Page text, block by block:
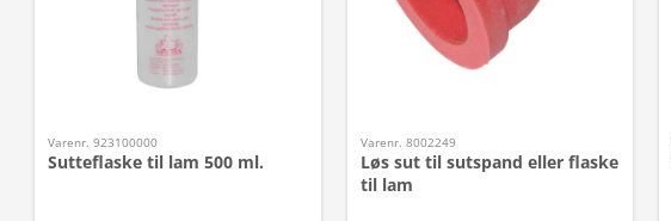
Varenr. 923100000
Sutteflaske til lam 500 ml.
Varenr. 8002249
Løs sut til sutspand eller flaske
til lam